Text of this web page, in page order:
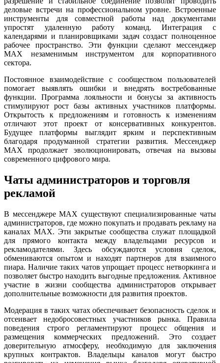
деловые встречи на профессиональном уровне. Встроенные
инструменты для совместной работы над документами
упростят удаленную работу команд. Интеграция с
календарями и планировщиками задач создаст полноценное
рабочее пространство. Эти функции сделают мессенджер
MAX незаменимым инструментом для корпоративного
сектора.
Постоянное взаимодействие с сообществом пользователей
помогает выявлять ошибки и внедрять востребованные
функции. Программа лояльности и бонусы за активность
стимулируют рост базы активных участников платформы.
Открытость к предложениям и готовность к изменениям
отличают этот проект от консервативных конкурентов.
Будущее платформы выглядит ярким и перспективным
благодаря продуманной стратегии развития. Мессенджер
MAX продолжает эволюционировать, отвечая на вызовы
современного цифрового мира.
Чаты администраторов и торговля
рекламой
В мессенджере MAX существуют специализированные чаты
администраторов, где можно покупать и продавать рекламу на
каналах MAX. Эти закрытые сообщества служат площадкой
для прямого контакта между владельцами ресурсов и
рекламодателями. Здесь обсуждаются условия сделок,
обмениваются опытом и находят партнеров для взаимного
пиара. Наличие таких чатов упрощает процесс нетворкинга и
позволяет быстро находить выгодные предложения. Активное
участие в жизни сообщества администраторов открывает
дополнительные возможности для развития проектов.
Модерация в таких чатах обеспечивает безопасность сделок и
отсеивает недобросовестных участников рынка. Правила
поведения строго регламентируют процесс общения и
размещения коммерческих предложений. Это создает
доверительную атмосферу, необходимую для заключения
крупных контрактов. Владельцы каналов могут быстро